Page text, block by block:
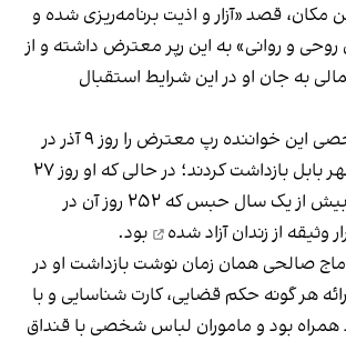
مکان، قصد «آزار و اذیت برنامه‌ریزی شده و
و روانی» به این رپر معترض داشته و از
به جان او در این شرایط استقبال
ماموران لباس شخصی این خواننده رپ معترض را روز ۹ آذر در
خیابانی واقع در شهر بابل بازداشت کردند؛ در حالی‌ که او روز ۲۷
آبان پس از تحمل بیش از یک سال حبس که ۲۵۲ روز آن در
وثیقه از زندانآزاد شده
بود.
صالحی همان زمان نوشت بازداشت او در
هر گونه حکم قضایی، کارت شناسایی و با
بود و ماموران لباس شخصی با قنداق